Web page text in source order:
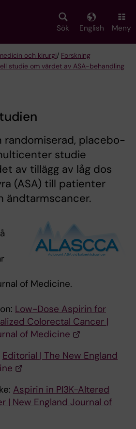
Sök English Meny
och kirurgi/ Forskning
studie om värdet av ASA-behandling
randomiserad, placebo-
studie
av tillägg av låg dos
(ASA) till patienter
ändtarmscancer.
of Medicine.
Low-Dose Aspirin for
Colorectal Cancer |
of Medicine
Editorial | The New England
Aspirin in PI3K-Altered
| New England Journal of